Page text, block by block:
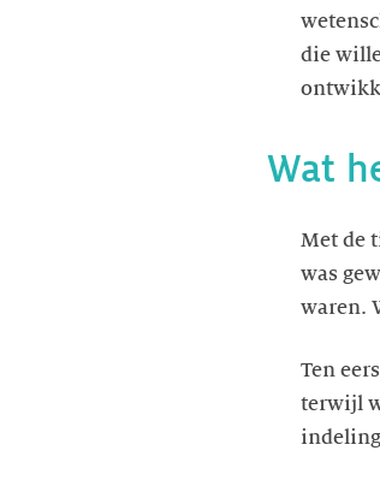
die
Wat
Met de
was
waren.
Ten
terwijl